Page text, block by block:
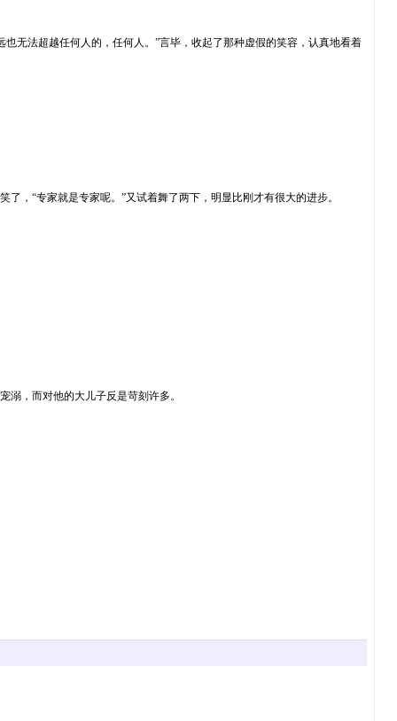
无法超越任何人的，任何人。”言毕，收起了那种虚假的笑容，认真地看着
，“专家就是专家呢。”又试着舞了两下，明显比刚才有很大的进步。
，而对他的大儿子反是苛刻许多。